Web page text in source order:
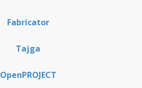
Fabricator
Tajga
OpenPROJECT